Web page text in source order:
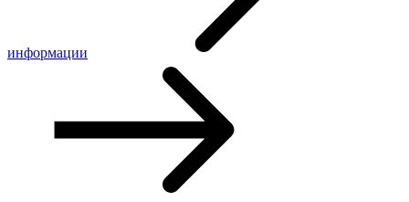
информации